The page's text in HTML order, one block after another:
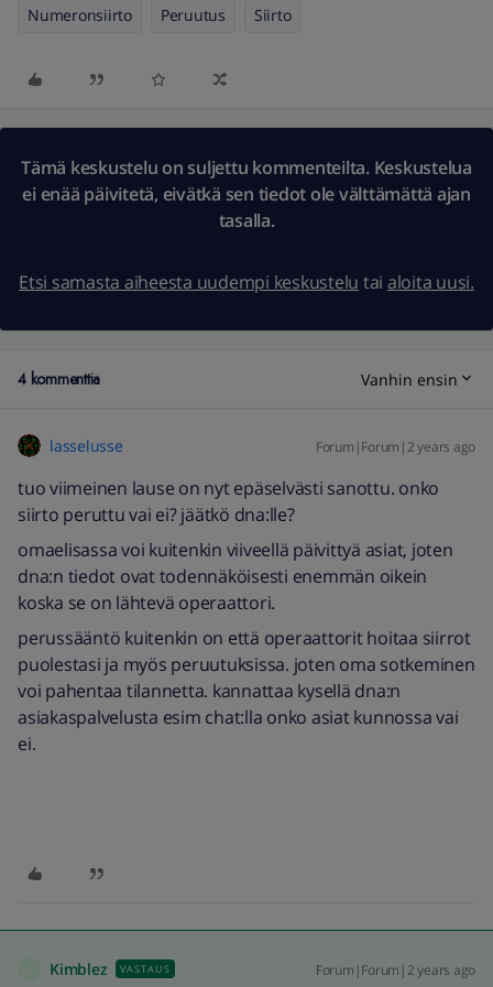
Numeronsiirto Peruutus Siirto
Tämä keskustelu on suljettu kommenteilta. Keskustelua
ei enää päivitetä, eivätkä sen tiedot ole välttämättä ajan
tasalla.
Etsi samasta aiheesta uudempi keskustelu tai aloita uusi.
4 kommenttia Vanhin ensin
lasselusse Forum|Forum|2 years ago
tuo viimeinen lause on nyt epäselvästi sanottu. onko
siirto peruttu vai ei? jäätkö dna:lle?
omaelisassa voi kuitenkin viiveellä päivittyä asiat, joten
dna:n tiedot ovat todennäköisesti enemmän oikein
koska se on lähtevä operaattori.
perussääntö kuitenkin on että operaattorit hoitaa siirrot
puolestasi ja myös peruutuksissa. joten oma sotkeminen
voi pahentaa tilannetta. kannattaa kysellä dna:n
asiakaspalvelusta esim chat:lla onko asiat kunnossa vai
ei.
Kimblez VASTAUS Forum|Forum|2 years ago